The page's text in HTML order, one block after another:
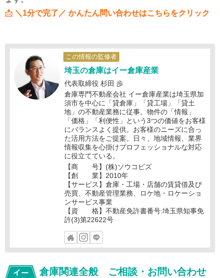
📩 ＼1分で完了／ かんたん問い合わせはこちらをクリック
この情報の監修者
埼玉の倉庫はイー倉庫産業
代表取締役 杉田 歩
倉庫専門不動産会社 イー倉庫産業は埼玉県加
須市を中心に「貸倉庫」「貸工場」「貸土
地」の不動産業務に従事。物件の「情報」
「価格」「利便性」という3つの価値をお客様
にバランスよく提供。お客様のニーズに合っ
た活用方法をご提案。日々、地域情報、業界
情報収集を心掛けプロフェッショナルな対応
に役立てている。
【商 号】(株)ソウコビズ
【創 業】2010年
【サービス】倉庫・工場・店舗の賃貸借及び
売買、不動産管理業務、ロケ地・ロケーショ
ンサービス事業
【資 格】不動産免許書番号:埼玉県知事免
許(3)第22622号
倉庫関連全般 ご相談・お問い合わせ